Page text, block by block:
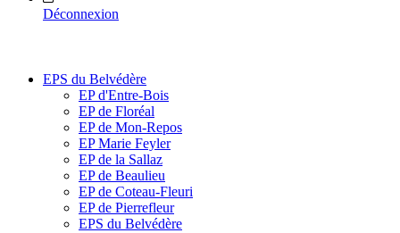
Déconnexion
EPS du Belvédère
EP d'Entre-Bois
EP de Floréal
EP de Mon-Repos
EP Marie Feyler
EP de la Sallaz
EP de Beaulieu
EP de Coteau-Fleuri
EP de Pierrefleur
EPS du Belvédère